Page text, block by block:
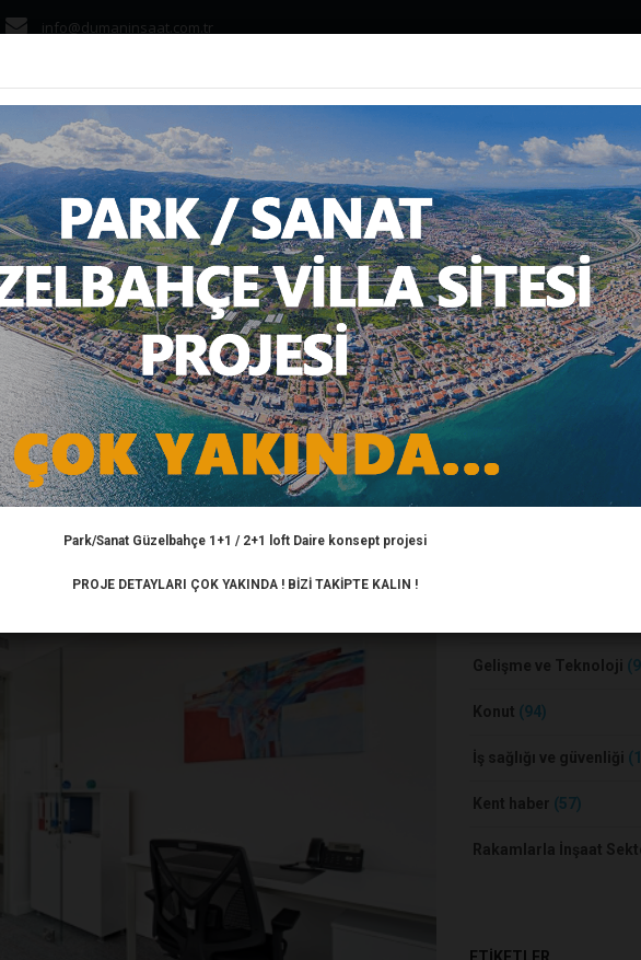
info@dumaninsaat.com.tr
ANASAYFA KURUMSAL PROJELER
NEDİR, NELERE DİKKAT
Haber Gelişme ve Teknoloji SANAL OFİS NEDİR, NELERE DİKKAT EDİLİR?
Gelişme ve Teknoloji
Konut (94)
İş sağlığı ve güvenliği
Kent haber (57)
Rakamlarla İnşaat
Park/Sanat Güzelbahçe 1+1 / 2+1 loft Daire konsept projesi
PROJE DETAYLARI ÇOK YAKINDA ! BİZİ TAKİPTE KALIN !